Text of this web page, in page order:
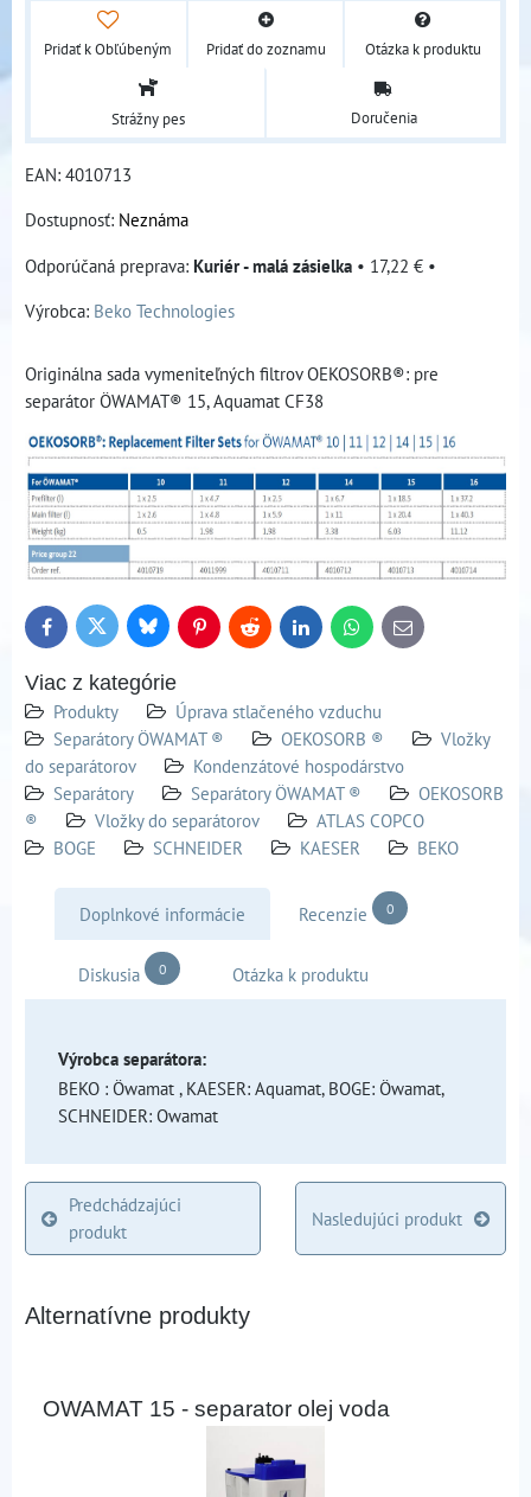
Pridať k Obľúbeným Pridať do zoznamu Otázka k produktu
Strážny pes Doručenia
EAN: 4010713
Dostupnosť: Neznáma
Kuriér - malá zásielka • 17,22 € •
Výrobca: Beko Technologies
Originálna sada vymeniteľných filtrov OEKOSORB®: pre
separátor ÖWAMAT® 15, Aquamat CF38
FacebookTwitter BlueskyPinterestReddit LinkedInWhatsApp
E-
mail
Viac z kategórie
Produkty
Úprava stlačeného vzduchu
Separátory ÖWAMAT ®
OEKOSORB ®
Vložky
do separátorov
Kondenzátové hospodárstvo
Separátory
Separátory ÖWAMAT ®
OEKOSORB
®
Vložky do separátorov
ATLAS COPCO
BOGE
SCHNEIDER KAESER BEKO
Doplnkové informácie Recenzie 0
Diskusia 0 Otázka k produktu
Výrobca separátora:
BEKO : Öwamat , KAESER: Aquamat, BOGE: Öwamat,
SCHNEIDER: Owamat
Predchádzajúci
produkt
Nasledujúci produkt
Alternatívne produkty
OWAMAT 15 - separator olej voda